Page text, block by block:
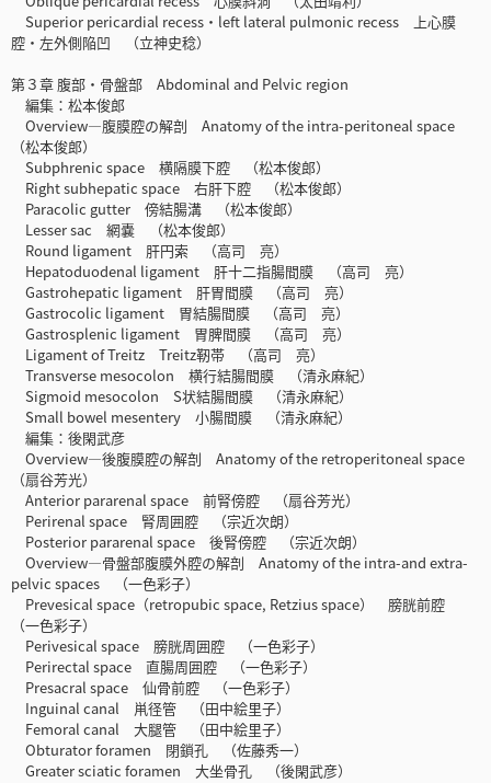
Superior pericardial recess・left lateral pulmonic recess 上心膜
腔・左外側陥凹 （立神史稔）
第３章 腹部・骨盤部 Abdominal and Pelvic region
編集：松本俊郎
Overview―腹膜腔の解剖 Anatomy of the intra-peritoneal space
（松本俊郎）
Subphrenic space 横隔膜下腔 （松本俊郎）
Right subhepatic space 右肝下腔 （松本俊郎）
Paracolic gutter 傍結腸溝 （松本俊郎）
Lesser sac 網嚢 （松本俊郎）
Round ligament 肝円索 （高司 亮）
Hepatoduodenal ligament 肝十二指腸間膜 （高司 亮）
Gastrohepatic ligament 肝胃間膜 （高司 亮）
Gastrocolic ligament 胃結腸間膜 （高司 亮）
Gastrosplenic ligament 胃脾間膜 （高司 亮）
Ligament of Treitz Treitz靭帯 （高司 亮）
Transverse mesocolon 横行結腸間膜 （清永麻紀）
Sigmoid mesocolon S状結腸間膜 （清永麻紀）
Small bowel mesentery 小腸間膜 （清永麻紀）
編集：後閑武彦
Overview―後腹膜腔の解剖 Anatomy of the retroperitoneal space
（扇谷芳光）
Anterior pararenal space 前腎傍腔 （扇谷芳光）
Perirenal space 腎周囲腔 （宗近次朗）
Posterior pararenal space 後腎傍腔 （宗近次朗）
Overview―骨盤部腹膜外腔の解剖 Anatomy of the intra-and extra-
pelvic spaces （一色彩子）
Prevesical space（retropubic space, Retzius space） 膀胱前腔
（一色彩子）
Perivesical space 膀胱周囲腔 （一色彩子）
Perirectal space 直腸周囲腔 （一色彩子）
Presacral space 仙骨前腔 （一色彩子）
Inguinal canal 鼡径管 （田中絵里子）
Femoral canal 大腿管 （田中絵里子）
Obturator foramen 閉鎖孔 （佐藤秀一）
Greater sciatic foramen 大坐骨孔 （後閑武彦）